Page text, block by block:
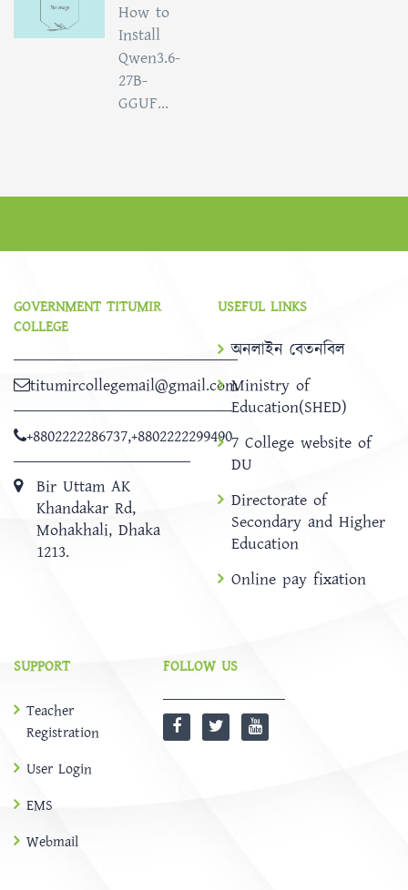
How to
Install
Qwen3.6-
27B-
GGUF...
GOVERNMENT TITUMIR
COLLEGE
titumircollegemail@gmail.com
+8802222286737,+8802222299490
Bir Uttam AK
Khandakar Rd,
Mohakhali, Dhaka
1213.
USEFUL LINKS
অনলাইন বেতনবিল
Ministry of
Education(SHED)
7 College website of
DU
Directorate of
Secondary and Higher
Education
Online pay fixation
SUPPORT
Teacher
Registration
User Login
EMS
Webmail
FOLLOW US